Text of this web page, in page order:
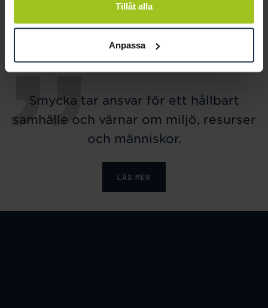
Tillåt alla
Anpassa
bokstaven S Connect
Charm-hängsmycke
bokstaven V Connect
Pris
439 kr
Smycka tar ansvar för ett hållbart
samhälle och värnar om miljö, resurser
och människor.
LÄS MER